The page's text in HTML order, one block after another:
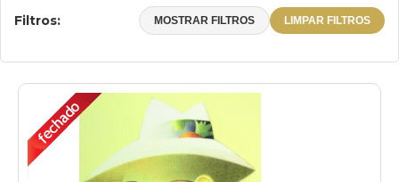
Filtros: MOSTRAR FILTROS LIMPAR FILTROS